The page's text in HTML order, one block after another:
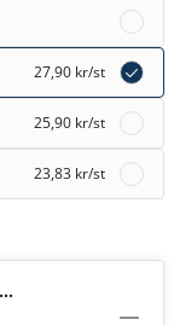
27,90 kr/st
25,90 kr/st
23,83 kr/st